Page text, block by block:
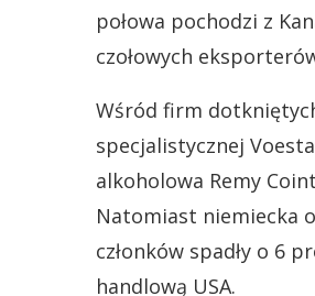
połowa pochodzi z
czołowych
Wśród firm
specjalistycznej
alkoholowa Remy
Natomiast niemiecka
członków spadły o 6
handlową USA.